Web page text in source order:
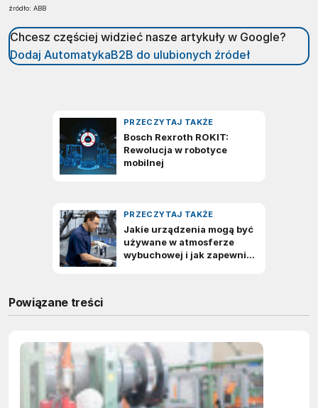
źródło: ABB
Chcesz częściej widzieć nasze artykuły w Google?
Dodaj AutomatykaB2B do ulubionych źródeł
Powiązane treści